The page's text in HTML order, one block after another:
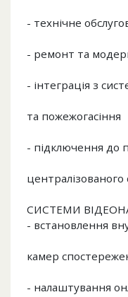
- технічне
- ремонт та
- інтеграція з
та пожежогасіння
- підключення до
СИСТЕМИ
- встановлення
камер
- налаштування